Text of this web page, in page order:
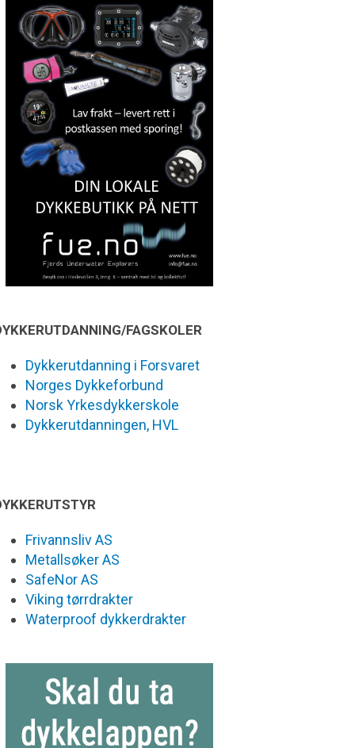
FAGSKOLER
Dykkerutdanning i Forsvaret
Norges Dykkeforbund
Norsk Yrkesdykkerskole
Dykkerutdanningen, HVL
Frivannsliv AS
Metallsøker AS
SafeNor AS
Viking tørrdrakter
Waterproof dykkerdrakter